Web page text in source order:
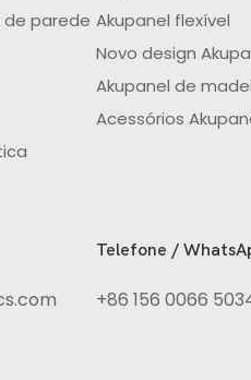
parede Akupanel flexível
Novo design
Akupanel de
Acessórios
Telefone /
+86 156 0066